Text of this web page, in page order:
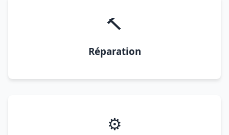
🔨
Réparation
⚙️